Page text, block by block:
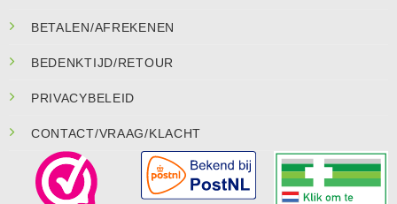
BETALEN/AFREKENEN
BEDENKTIJD/RETOUR
PRIVACYBELEID
CONTACT/VRAAG/KLACHT